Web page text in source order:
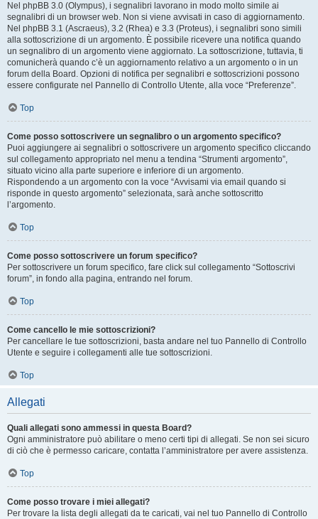
Nel phpBB 3.0 (Olympus), i segnalibri lavorano in modo molto simile ai
segnalibri di un browser web. Non si viene avvisati in caso di aggiornamento.
Nel phpBB 3.1 (Ascraeus), 3.2 (Rhea) e 3.3 (Proteus), i segnalibri sono simili
alla sottoscrizione di un argomento. È possibile ricevere una notifica quando
un segnalibro di un argomento viene aggiornato. La sottoscrizione, tuttavia, ti
comunicherà quando c’è un aggiornamento relativo a un argomento o in un
forum della Board. Opzioni di notifica per segnalibri e sottoscrizioni possono
essere configurate nel Pannello di Controllo Utente, alla voce “Preferenze”.
Top
Come posso sottoscrivere un segnalibro o un argomento specifico?
Puoi aggiungere ai segnalibri o sottoscrivere un argomento specifico cliccando
sul collegamento appropriato nel menu a tendina “Strumenti argomento”,
situato vicino alla parte superiore e inferiore di un argomento.
Rispondendo a un argomento con la voce “Avvisami via email quando si
risponde in questo argomento” selezionata, sarà anche sottoscritto
l’argomento.
Top
Come posso sottoscrivere un forum specifico?
Per sottoscrivere un forum specifico, fare click sul collegamento “Sottoscrivi
forum”, in fondo alla pagina, entrando nel forum.
Top
Come cancello le mie sottoscrizioni?
Per cancellare le tue sottoscrizioni, basta andare nel tuo Pannello di Controllo
Utente e seguire i collegamenti alle tue sottoscrizioni.
Top
Allegati
Quali allegati sono ammessi in questa Board?
Ogni amministratore può abilitare o meno certi tipi di allegati. Se non sei sicuro
di ciò che è permesso caricare, contatta l’amministratore per avere assistenza.
Top
Come posso trovare i miei allegati?
Per trovare la lista degli allegati da te caricati, vai nel tuo Pannello di Controllo